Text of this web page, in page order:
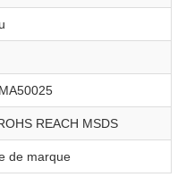
REACH MSDS
de marque